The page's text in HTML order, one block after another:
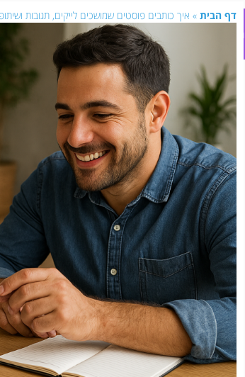
חיפוש
דף הבית » איך כותבים פוסטים שמושכים לייקים, תגובות